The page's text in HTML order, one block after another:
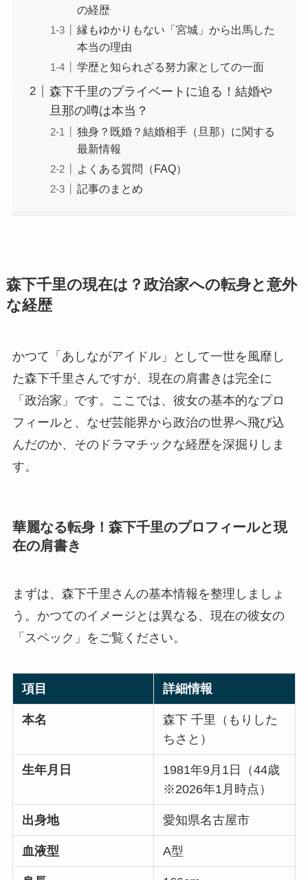
の経歴
縁もゆかりもない「宮城」から出馬した
本当の理由
学歴と知られざる努力家としての一面
森下千里のプライベートに迫る！結婚や
旦那の噂は本当？
独身？既婚？結婚相手（旦那）に関する
最新情報
よくある質問（FAQ）
記事のまとめ
森下千里の現在は？政治家への転身と意外
な経歴
かつて「あしながアイドル」として一世を風靡し
た森下千里さんですが、現在の肩書きは完全に
「政治家」です。ここでは、彼女の基本的なプロ
フィールと、なぜ芸能界から政治の世界へ飛び込
んだのか、そのドラマチックな経歴を深掘りしま
す。
華麗なる転身！森下千里のプロフィールと現
在の肩書き
まずは、森下千里さんの基本情報を整理しましょ
う。かつてのイメージとは異なる、現在の彼女の
「スペック」をご覧ください。
項目 詳細情報
本名
森下 千里（もりした
ちさと）
生年月日
1981年9月1日（44歳
※2026年1月時点）
出身地 愛知県名古屋市
血液型 A型